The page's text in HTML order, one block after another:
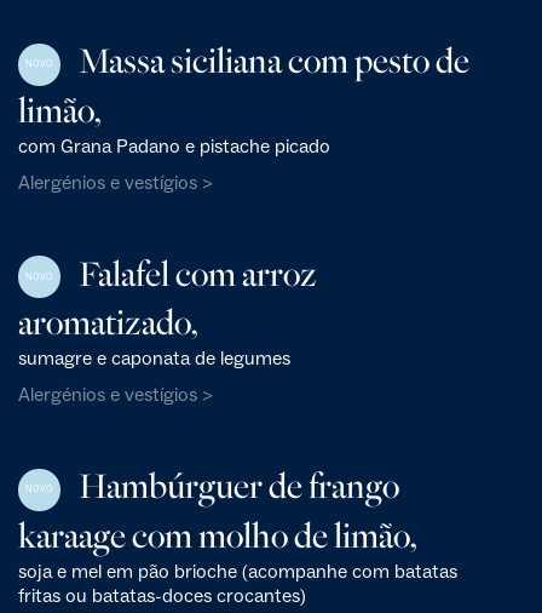
NOVO
Massa siciliana com pesto de
limão,
com Grana Padano e pistache picado
Alergénios e vestígios >
NOVO
Falafel com arroz
aromatizado,
sumagre e caponata de legumes
Alergénios e vestígios >
NOVO
Hambúrguer de frango
karaage com molho de limão,
soja e mel em pão brioche (acompanhe com batatas
fritas ou batatas-doces crocantes)